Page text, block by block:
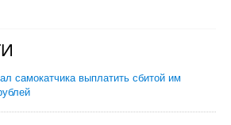
самокатчика выплатить сбитой им